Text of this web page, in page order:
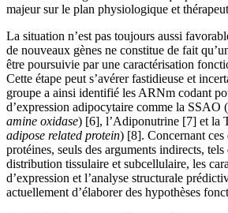
majeur sur le plan physiologique et
La situation n’est pas toujours aussi
de nouveaux gènes ne constitue de fait
être poursuivie par une caractérisation
Cette étape peut s’avérer fastidieuse et
groupe a ainsi identifié les ARNm codant
d’expression adipocytaire comme la SSAO (
amine oxidase) [6], l’Adiponutrine [7] et la
adipose related protein) [8]. Concernant ces
protéines, seuls des arguments indirects,
distribution tissulaire et subcellulaire, les
d’expression et l’analyse structurale
actuellement d’élaborer des hypothèses